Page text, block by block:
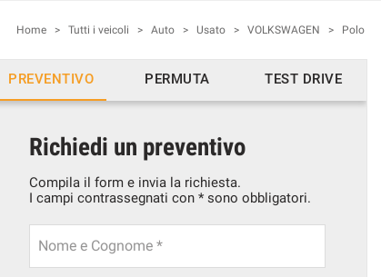
Home > Tutti i veicoli > Auto > Usato > VOLKSWAGEN > Polo
PREVENTIVO PERMUTA TEST DRIVE
Richiedi un preventivo
Compila il form e invia la richiesta.
I campi contrassegnati con * sono obbligatori.
Nome e Cognome *